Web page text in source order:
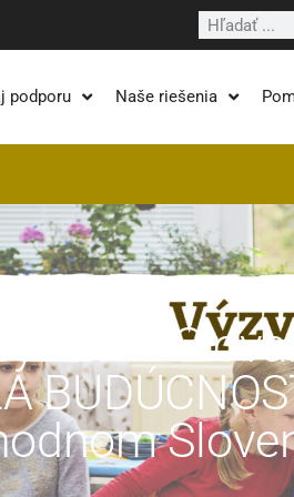
Vyhľadať
podporu Naše riešenia